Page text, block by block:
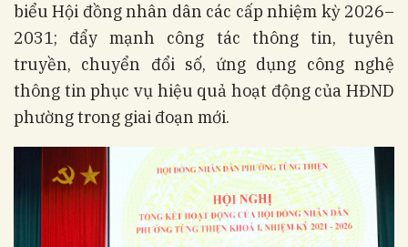
biểu Hội đồng nhân dân các cấp nhiệm kỳ 2026–
2031; đẩy mạnh công tác thông tin, tuyên
truyền, chuyển đổi số, ứng dụng công nghệ
thông tin phục vụ hiệu quả hoạt động của HĐND
phường trong giai đoạn mới.